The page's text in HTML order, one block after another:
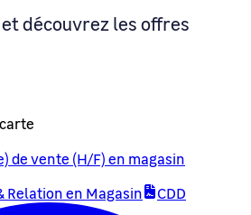
découvrez les offres
de vente (H/F) en magasin
Relation en Magasin CDD